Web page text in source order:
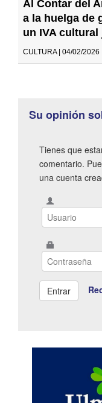
Al Contar del
a la huelga de
un IVA cultural
CULTURA | 04/02/2026
Su opinión
Tienes que
comentario.
una cuenta